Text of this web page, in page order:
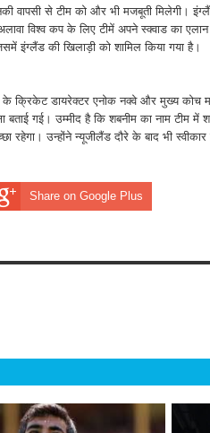
वापसी से टीम को और भी मजबूती मिलेगी।
विश्व कप के लिए टीमें अपने स्क्वाड का एलान
इंग्लैंड की खिलाड़ी को शामिल किया गया है।
क्रिकेट डायरेक्टर एनोक नक्वे और मुख्य कोच
गई। उम्मीद है कि शबनीम का नाम टीम में
उन्होंने न्यूजीलैंड दौरे के बाद भी
Share on Google Plus